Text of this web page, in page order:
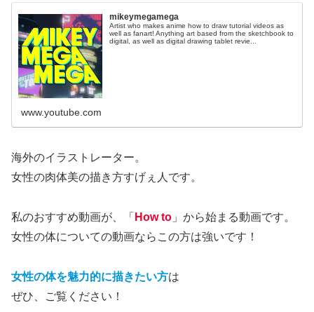
mikeymegamega
Artist who makes anime how to draw tutorial videos as
well as fanart! Anything art based from the sketchbook to
digital, as well as digital drawing tablet revie...
www.youtube.com
海外のイラストレーター。
女性の肉体美の描き方すげぇ人です。
私のおすすめ動画が、「 How to 」から始まる動画です。
女性の体についての動画ならこの方は強いです！
女性の体を魅力的に描きたい方は
ぜひ、ご覧ください！